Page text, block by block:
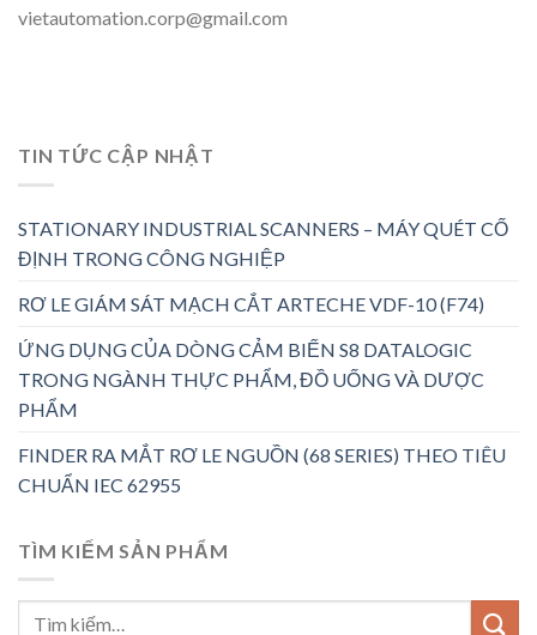
vietautomation.corp@gmail.com
TIN TỨC CẬP NHẬT
STATIONARY INDUSTRIAL SCANNERS – MÁY QUÉT CỐ
ĐỊNH TRONG CÔNG NGHIỆP
RƠ LE GIÁM SÁT MẠCH CẮT ARTECHE VDF-10 (F74)
ỨNG DỤNG CỦA DÒNG CẢM BIẾN S8 DATALOGIC
TRONG NGÀNH THỰC PHẨM, ĐỒ UỐNG VÀ DƯỢC
PHẨM
FINDER RA MẮT RƠ LE NGUỒN (68 SERIES) THEO TIÊU
CHUẨN IEC 62955
TÌM KIẾM SẢN PHẨM